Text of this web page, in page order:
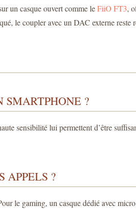
un casque ouvert comme leFiiO FT3,
le coupler avec un DAC externe
SMARTPHONE ?
sensibilité lui permettent d’être
APPELS ?
le gaming, un casque dédié avec